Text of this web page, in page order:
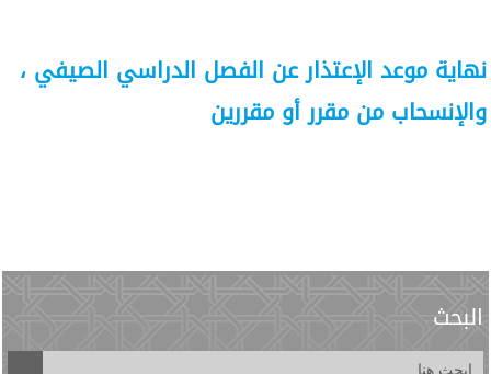
نهاية موعد الإعتذار عن الفصل الدراسي الصيفي ،
والإنسحاب من مقرر أو مقررين
البحث